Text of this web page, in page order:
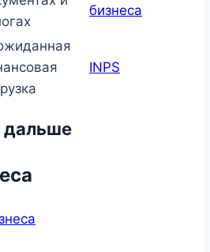
бизнеса
INPS
дальше